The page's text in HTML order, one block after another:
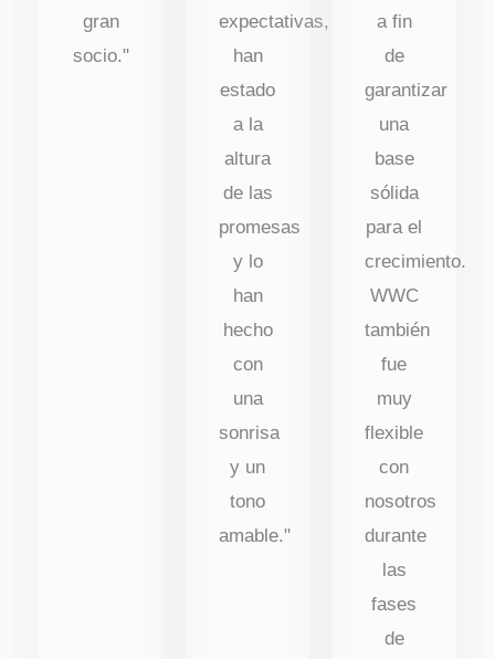
gran
socio."
expectativas,
han
estado
a la
altura
de las
promesas
y lo
han
hecho
con
una
sonrisa
y un
tono
amable."
a fin
de
garantizar
una
base
sólida
para el
crecimiento.
WWC
también
fue
muy
flexible
con
nosotros
durante
las
fases
de